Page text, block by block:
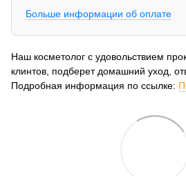
Больше информации об оплате
Наш косметолог с удовольствием
клинтов, подберет домашний уход,
Подробная информация по ссылке: